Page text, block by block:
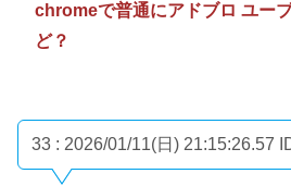
chromeで普通にアドブロ ユー
ど？
33 : 2026/01/11(日) 21:15:26.57